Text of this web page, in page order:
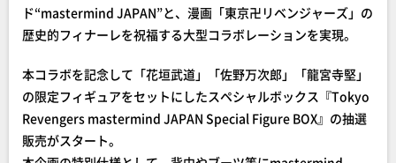
ド“mastermind JAPAN”と、漫画「東京卍リベンジャーズ」の
歴史的フィナーレを祝福する大型コラボレーションを実現。
本コラボを記念して「花垣武道」「佐野万次郎」「龍宮寺堅」
の限定フィギュアをセットにしたスペシャルボックス『Tokyo
Revengers mastermind JAPAN Special Figure BOX』の抽選
販売がスタート。